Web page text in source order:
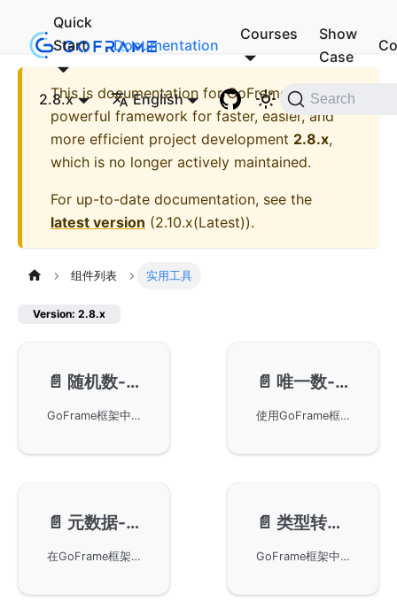
Quick
Start
Documentation
Courses
Show
Case
2.8.x English Search
This is documentation forGoFrame - A
powerful framework for faster, easier, and
more efficient project development 2.8.x,
which is no longer actively maintained.
For up-to-date documentation, see the
latest version (2.10.x(Latest)).
组件列表 实用工具
Version: 2.8.x
📄️ 随机数-grand
GoFrame框架中的grand模块，提供了对随机数操作的优化封装，具备高性能和多样性的随机生成方法，包含整数、字符串及概率性计算。通过实用的方法如Intn、Str等，您可以轻松生成各种类型的随机数据，满足不同的开发需求。
📄️ 唯一数-guid
使用GoFrame框架的GUID模块生成高性能且简便使用的全局唯一数。GUID生成的字符串由数字及小写英文字符组成，长度固定为32字节。文档详细说明了GUID的生成机制、使用方式及其在各种场景下的优势。
📄️ 元数据-gmeta
在GoFrame框架中使用gmeta包来为用户自定义的结构体添加元数据标签，并通过特定的方法在运行时动态获取这些标签内容，包括如何使用Data方法和Get方法获取指定对象的元数据标签信息。
📄️ 类型转换-gconv
GoFrame框架中的类型转换功能，该功能由gconv模块实现。通过引用具体章节，用户可以深入了解如何在GoFrame中进行类型转换，以提升开发效率和代码可靠性。